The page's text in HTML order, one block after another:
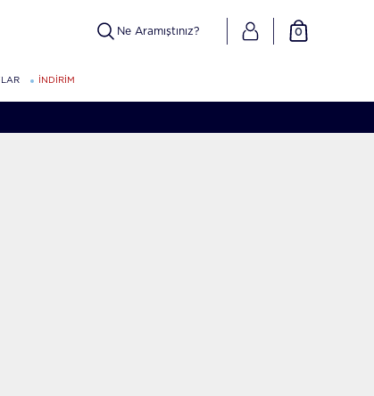
0
İNDİRİM